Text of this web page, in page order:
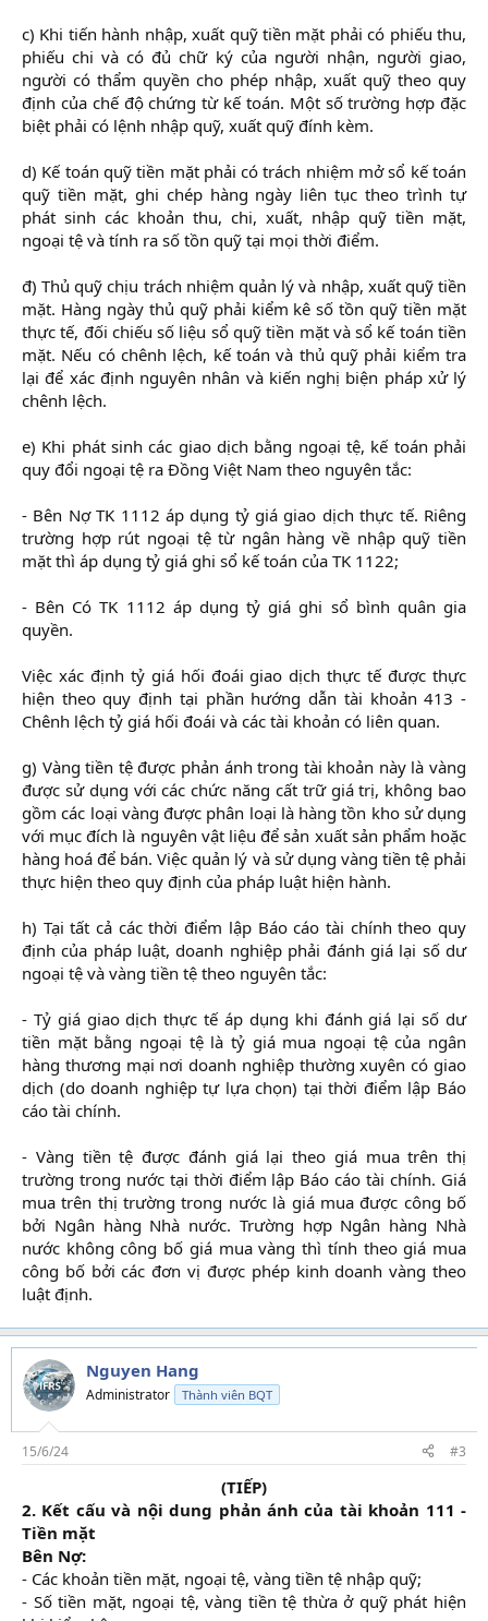
c) Khi tiến hành nhập, xuất quỹ tiền mặt phải có phiếu thu,
phiếu chi và có đủ chữ ký của người nhận, người giao,
người có thẩm quyền cho phép nhập, xuất quỹ theo quy
định của chế độ chứng từ kế toán. Một số trường hợp đặc
biệt phải có lệnh nhập quỹ, xuất quỹ đính kèm.
d) Kế toán quỹ tiền mặt phải có trách nhiệm mở sổ kế toán
quỹ tiền mặt, ghi chép hàng ngày liên tục theo trình tự
phát sinh các khoản thu, chi, xuất, nhập quỹ tiền mặt,
ngoại tệ và tính ra số tồn quỹ tại mọi thời điểm.
đ) Thủ quỹ chịu trách nhiệm quản lý và nhập, xuất quỹ tiền
mặt. Hàng ngày thủ quỹ phải kiểm kê số tồn quỹ tiền mặt
thực tế, đối chiếu số liệu sổ quỹ tiền mặt và sổ kế toán tiền
mặt. Nếu có chênh lệch, kế toán và thủ quỹ phải kiểm tra
lại để xác định nguyên nhân và kiến nghị biện pháp xử lý
chênh lệch.
e) Khi phát sinh các giao dịch bằng ngoại tệ, kế toán phải
quy đổi ngoại tệ ra Đồng Việt Nam theo nguyên tắc:
- Bên Nợ TK 1112 áp dụng tỷ giá giao dịch thực tế. Riêng
trường hợp rút ngoại tệ từ ngân hàng về nhập quỹ tiền
mặt thì áp dụng tỷ giá ghi sổ kế toán của TK 1122;
- Bên Có TK 1112 áp dụng tỷ giá ghi sổ bình quân gia
quyền.
Việc xác định tỷ giá hối đoái giao dịch thực tế được thực
hiện theo quy định tại phần hướng dẫn tài khoản 413 -
Chênh lệch tỷ giá hối đoái và các tài khoản có liên quan.
g) Vàng tiền tệ được phản ánh trong tài khoản này là vàng
được sử dụng với các chức năng cất trữ giá trị, không bao
gồm các loại vàng được phân loại là hàng tồn kho sử dụng
với mục đích là nguyên vật liệu để sản xuất sản phẩm hoặc
hàng hoá để bán. Việc quản lý và sử dụng vàng tiền tệ phải
thực hiện theo quy định của pháp luật hiện hành.
h) Tại tất cả các thời điểm lập Báo cáo tài chính theo quy
định của pháp luật, doanh nghiệp phải đánh giá lại số dư
ngoại tệ và vàng tiền tệ theo nguyên tắc:
- Tỷ giá giao dịch thực tế áp dụng khi đánh giá lại số dư
tiền mặt bằng ngoại tệ là tỷ giá mua ngoại tệ của ngân
hàng thương mại nơi doanh nghiệp thường xuyên có giao
dịch (do doanh nghiệp tự lựa chọn) tại thời điểm lập Báo
cáo tài chính.
- Vàng tiền tệ được đánh giá lại theo giá mua trên thị
trường trong nước tại thời điểm lập Báo cáo tài chính. Giá
mua trên thị trường trong nước là giá mua được công bố
bởi Ngân hàng Nhà nước. Trường hợp Ngân hàng Nhà
nước không công bố giá mua vàng thì tính theo giá mua
công bố bởi các đơn vị được phép kinh doanh vàng theo
luật định.​
Nguyen Hang
Administrator Thành viên BQT
15/6/24 #3
(TIẾP)
2. Kết cấu và nội dung phản ánh của tài khoản 111 -
Tiền mặt
Bên Nợ:
- Các khoản tiền mặt, ngoại tệ, vàng tiền tệ nhập quỹ;
- Số tiền mặt, ngoại tệ, vàng tiền tệ thừa ở quỹ phát hiện